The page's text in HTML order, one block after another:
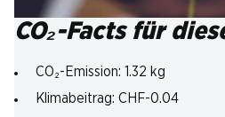
CO₂-Facts für
CO₂-Emission: 1.32 kg
Klimabeitrag: CHF-0.04